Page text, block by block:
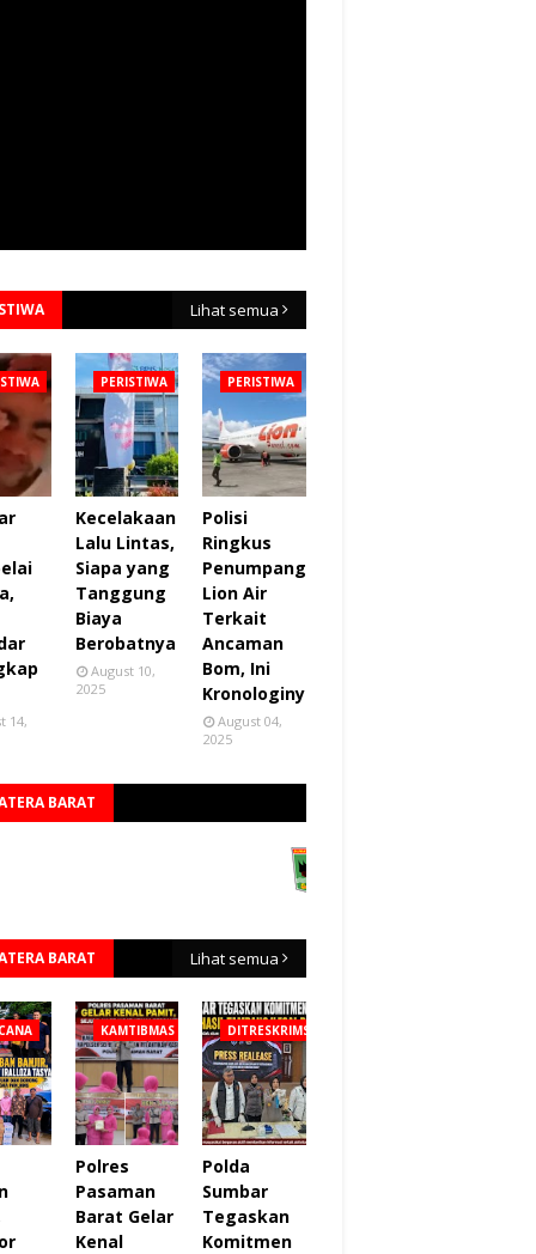
Lihat semua
14,
PERISTIWA
Kecelakaan
Lalu Lintas,
Siapa yang
Tanggung
Biaya
Berobatnya
August 10,
2025
PERISTIWA
Polisi
Ringkus
Penumpang
Lion Air
Terkait
Ancaman
Bom, Ini
Kronologinya
August 04,
2025
BARAT
BARAT Lihat semua
KAMTIBMAS
Polres
Pasaman
Barat Gelar
Kenal
DITRESKRIMSUS
Polda
Sumbar
Tegaskan
Komitmen